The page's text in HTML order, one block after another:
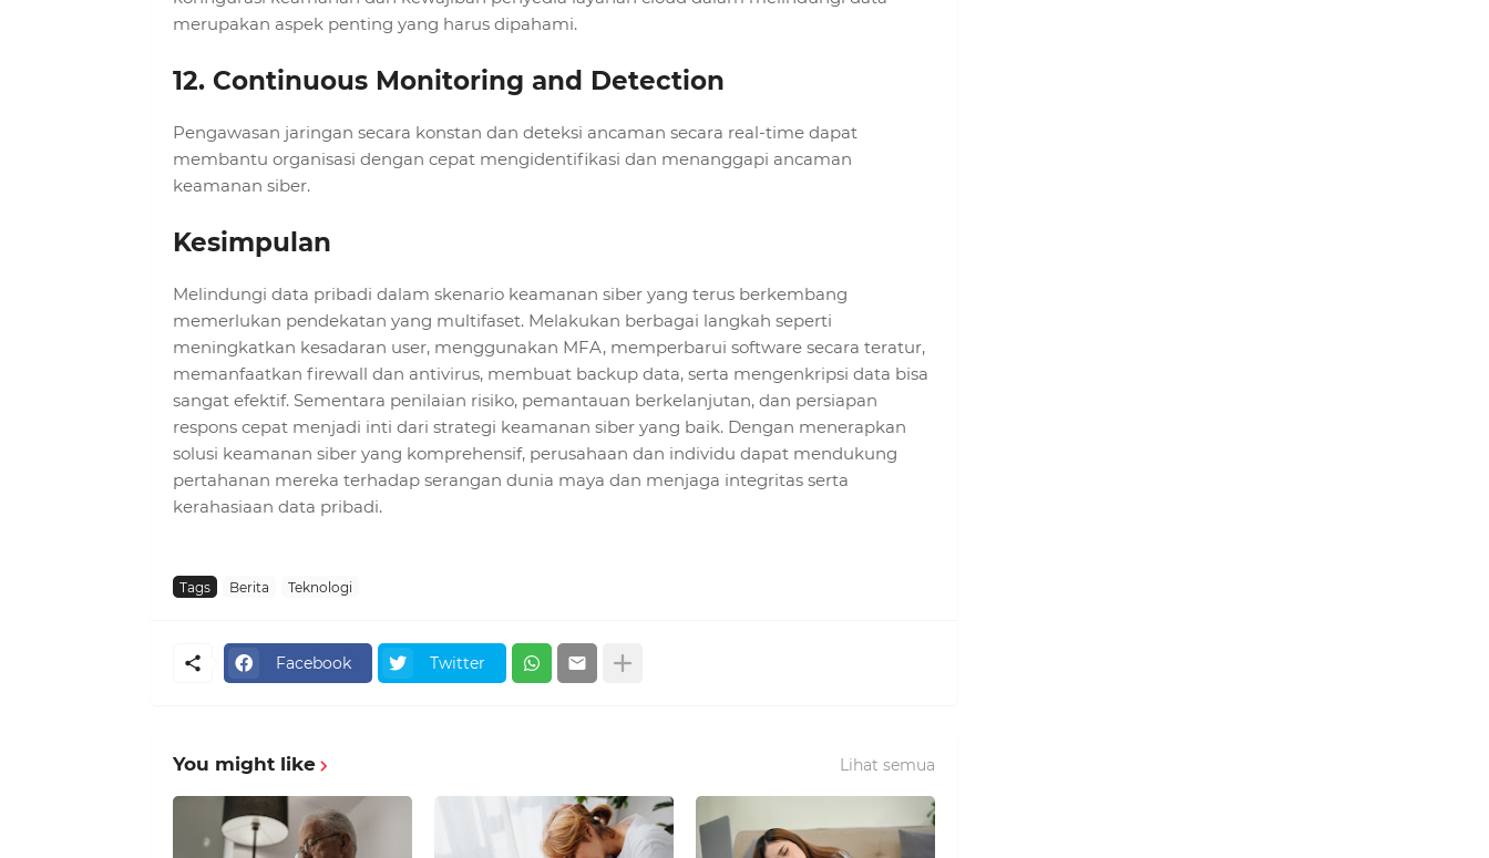
merupakan aspek penting yang harus dipahami.
12. Continuous Monitoring and Detection
Pengawasan jaringan secara konstan dan deteksi ancaman secara real-time dapat
membantu organisasi dengan cepat mengidentifikasi dan menanggapi ancaman
keamanan siber.
Kesimpulan
Melindungi data pribadi dalam skenario keamanan siber yang terus berkembang
memerlukan pendekatan yang multifaset. Melakukan berbagai langkah seperti
meningkatkan kesadaran user, menggunakan MFA, memperbarui software secara teratur,
memanfaatkan firewall dan antivirus, membuat backup data, serta mengenkripsi data bisa
sangat efektif. Sementara penilaian risiko, pemantauan berkelanjutan, dan persiapan
respons cepat menjadi inti dari strategi keamanan siber yang baik. Dengan menerapkan
solusi keamanan siber yang komprehensif, perusahaan dan individu dapat mendukung
pertahanan mereka terhadap serangan dunia maya dan menjaga integritas serta
kerahasiaan data pribadi.
Tags Berita Teknologi
Facebook Twitter
You might like Lihat semua